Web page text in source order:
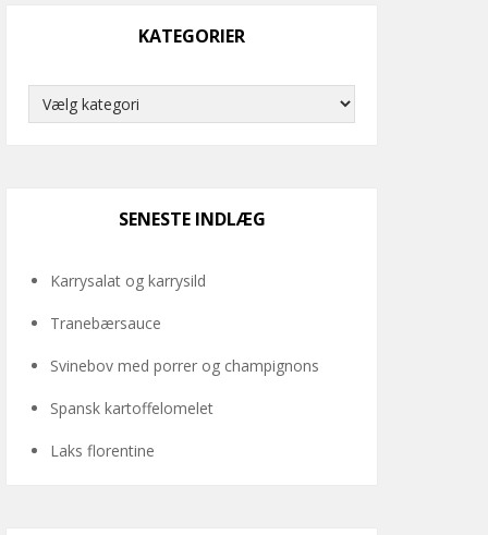
KATEGORIER
Kategorier
SENESTE INDLÆG
Karrysalat og karrysild
Tranebærsauce
Svinebov med porrer og champignons
Spansk kartoffelomelet
Laks florentine